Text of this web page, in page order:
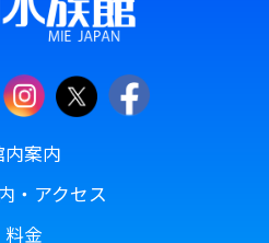
内案内
・アクセス
料金